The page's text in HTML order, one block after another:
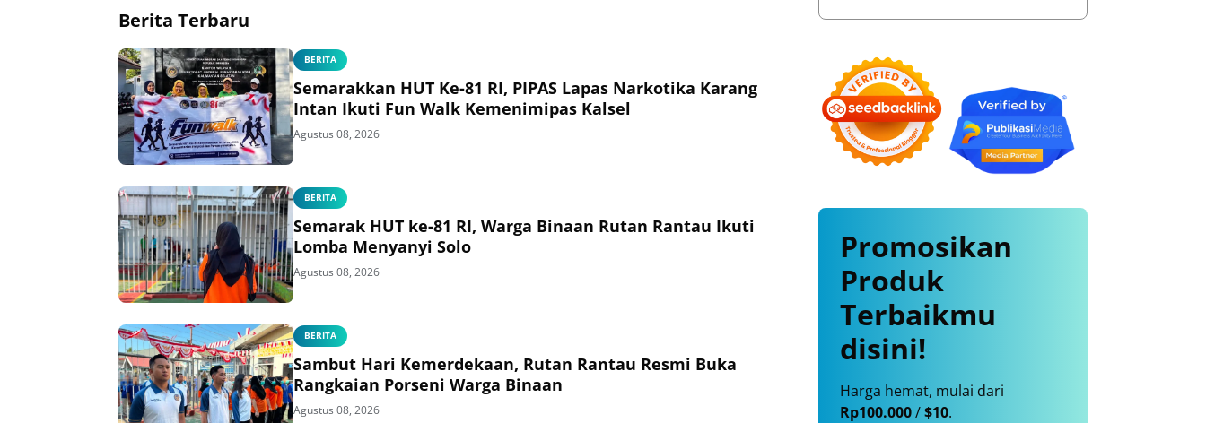
Berita Terbaru
BERITA
Semarakkan HUT Ke-81 RI, PIPAS Lapas Narkotika Karang
Intan Ikuti Fun Walk Kemenimipas Kalsel
Agustus 08, 2026
BERITA
Semarak HUT ke-81 RI, Warga Binaan Rutan Rantau Ikuti
Lomba Menyanyi Solo
Agustus 08, 2026
BERITA
Sambut Hari Kemerdekaan, Rutan Rantau Resmi Buka
Rangkaian Porseni Warga Binaan
Agustus 08, 2026
Promosikan
Produk
Terbaikmu
disini!
Harga hemat, mulai dari
Rp100.000/$10.